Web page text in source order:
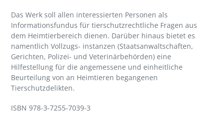
Das Werk soll allen interessierten Personen als
Informationsfundus für tierschutzrechtliche Fragen aus
dem Heimtierbereich dienen. Darüber hinaus bietet es
namentlich Vollzugs- instanzen (Staatsanwaltschaften,
Gerichten, Polizei- und Veterinärbehörden) eine
Hilfestellung für die angemessene und einheitliche
Beurteilung von an Heimtieren begangenen
Tierschutzdelikten.
ISBN 978-3-7255-7039-3